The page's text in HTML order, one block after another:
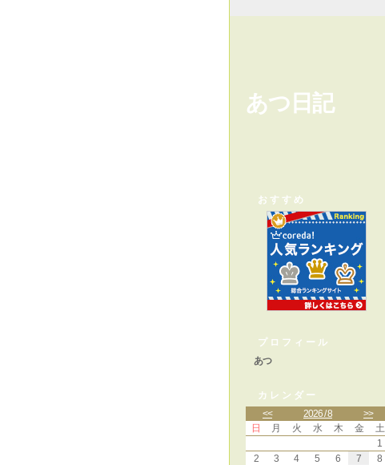
あつ日記
おすすめ
プロフィール
あつ
カレンダー
<<
2026 / 8
>>
日
月 火 水 木 金
土
1
2
3 4 5 6 7
8